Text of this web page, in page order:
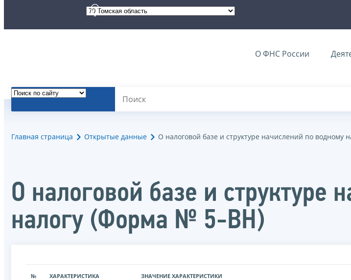
О ФНС России
Главная страница Открытые данные О налоговой базе и структуре начислений по водному
О налоговой базе и структуре
налогу (Форма № 5-ВН)
№ ХАРАКТЕРИСТИКА ЗНАЧЕНИЕ ХАРАКТЕРИСТИКИ